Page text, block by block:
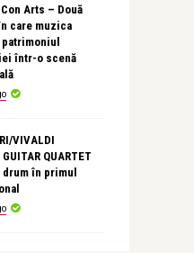
Arts – Două
care muzica
într-o scenă
VIVALDI
QUARTET
în primul